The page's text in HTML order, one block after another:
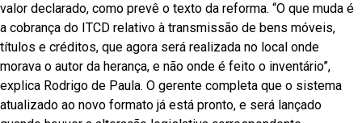
valor declarado, como prevê o texto da reforma. “O que muda é
a cobrança do ITCD relativo à transmissão de bens móveis,
títulos e créditos, que agora será realizada no local onde
morava o autor da herança, e não onde é feito o inventário”,
explica Rodrigo de Paula. O gerente completa que o sistema
atualizado ao novo formato já está pronto, e será lançado